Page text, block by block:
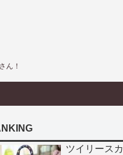
ん！
ツイリースカ